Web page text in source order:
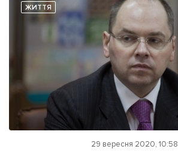
ЖИТТЯ
29 вересня 2020, 10:58